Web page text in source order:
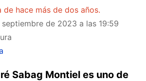
hace más de dos años.
septiembre de 2023 a las 19:59
Sabag Montiel es uno de